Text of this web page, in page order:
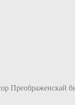
Преображенскай